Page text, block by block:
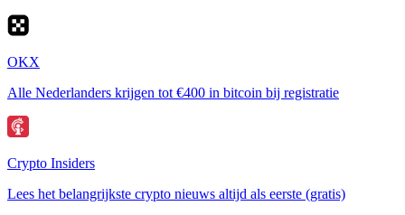
OKX
Alle Nederlanders krijgen tot €400 in bitcoin bij registratie
Crypto Insiders
Lees het belangrijkste crypto nieuws altijd als eerste (gratis)